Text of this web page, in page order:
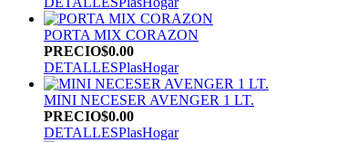
PORTA MIX CORAZON
PRECIO$0.00
DETALLESPlasHogar
MINI NECESER AVENGER 1 LT.
PRECIO$0.00
DETALLESPlasHogar